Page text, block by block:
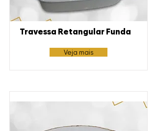
Travessa Retangular Funda
Veja mais